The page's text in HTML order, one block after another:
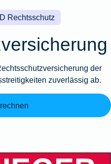
Rechtsschutz
der
zuverlässig ab.